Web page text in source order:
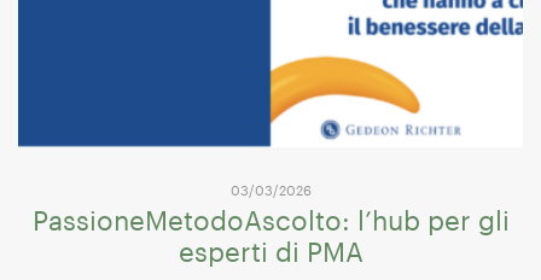
03/03/2026
PassioneMetodoAscolto: l’hub per gli
esperti di PMA